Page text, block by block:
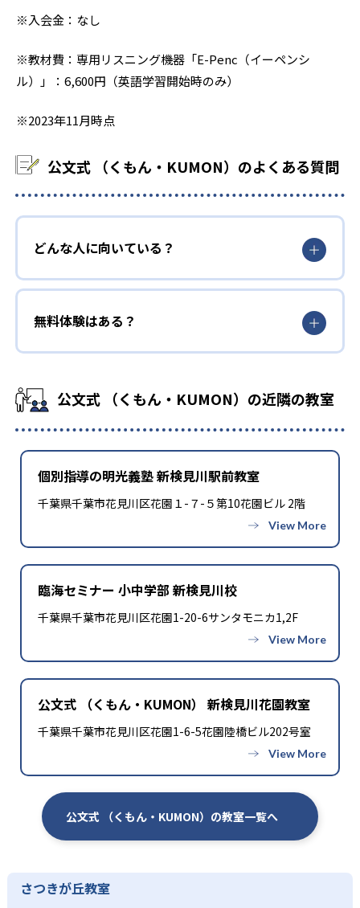
※入会金：なし
※教材費：専用リスニング機器「E-Penc（イーペンシ
ル）」：6,600円（英語学習開始時のみ）
※2023年11月時点
公文式 （くもん・KUMON）のよくある質問
どんな人に向いている？
無料体験はある？
公文式 （くもん・KUMON）の近隣の教室
個別指導の明光義塾 新検見川駅前教室
千葉県千葉市花見川区花園１-７-５第10花園ビル 2階
臨海セミナー 小中学部 新検見川校
千葉県千葉市花見川区花園1-20-6サンタモニカ1,2F
公文式 （くもん・KUMON） 新検見川花園教室
千葉県千葉市花見川区花園1-6-5花園陸橋ビル202号室
公文式 （くもん・KUMON）の教室一覧へ
さつきが丘教室